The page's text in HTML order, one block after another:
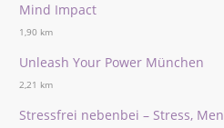
Mind Impact
1,90 km
Unleash Your Power München
2,21 km
Stressfrei nebenbei – Stress,